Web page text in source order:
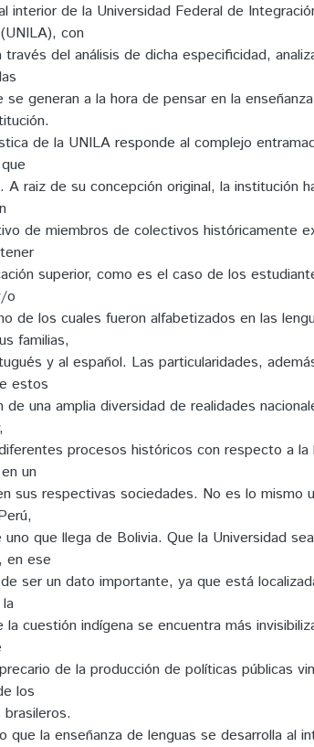
interior de la Universidad Federal de
con
del análisis de dicha especificidad,
se generan a la hora de pensar en la
de la UNILA responde al complejo
A raiz de su concepción original, la institución
de miembros de colectivos históricamente
superior, como es el caso de los
o
de los cuales fueron alfabetizados en las
familias,
y al español. Las particularidades,
estos
de una amplia diversidad de realidades
procesos históricos con respecto a la
un
sus respectivas sociedades. No es lo mismo
que llega de Bolivia. Que la Universidad
en ese
ser un dato importante, ya que está
la cuestión indígena se encuentra más
de la producción de políticas públicas
los
que la enseñanza de lenguas se desarrolla al